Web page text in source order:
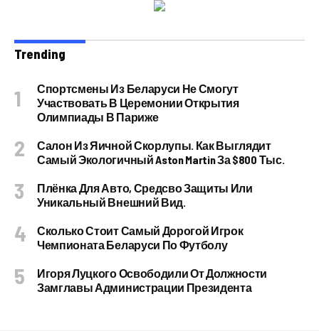
Trending
Спортсмены Из Беларуси Не Смогут
Участвовать В Церемонии Открытия
Олимпиады В Париже
Салон Из Яичной Скорлупы. Как Выглядит
Самый Экологичный Aston Martin За $800 Тыс.
Плёнка Для Авто, Средсво Защиты Или
Уникальный Внешний Вид.
Сколько Стоит Самый Дорогой Игрок
Чемпионата Беларуси По Футболу
Игоря Луцкого Освободили От Должности
Замглавы Администрации Президента